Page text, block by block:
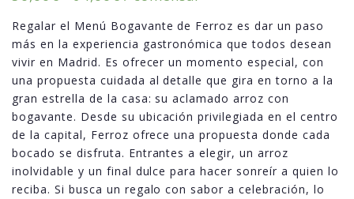
precios:
desde
50,00€
hasta
64,00€
Regalar el Menú Bogavante de Ferroz es dar un paso
más en la experiencia gastronómica que todos desean
vivir en Madrid. Es ofrecer un momento especial, con
una propuesta cuidada al detalle que gira en torno a la
gran estrella de la casa: su aclamado arroz con
bogavante. Desde su ubicación privilegiada en el centro
de la capital, Ferroz ofrece una propuesta donde cada
bocado se disfruta. Entrantes a elegir, un arroz
inolvidable y un final dulce para hacer sonreír a quien lo
reciba. Si busca un regalo con sabor a celebración, lo